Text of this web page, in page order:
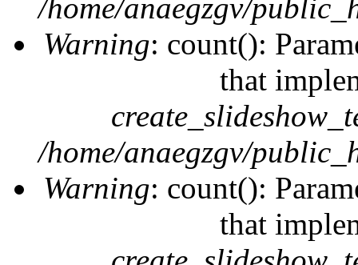
/home/anaegzgv/
Warning: count():
that
/home/anaegzgv/
Warning: count():
that